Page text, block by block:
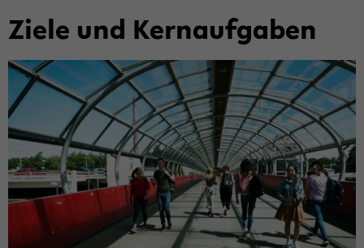
Ziele und Kern­auf­ga­ben